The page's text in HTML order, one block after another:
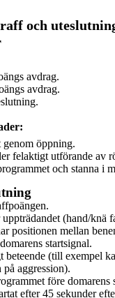
och
avdrag.
avdrag.
genom öppning.
felaktigt utförande av
och stanna i
(hand/knä
positionen mellan
startsignal.
beteende (till exempel
på aggression).
före domarens
efter 45 sekunder